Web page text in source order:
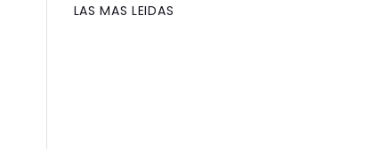
LAS MAS LEIDAS